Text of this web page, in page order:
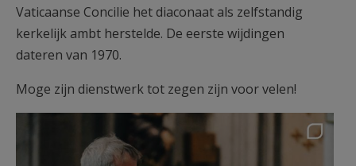
Vaticaanse Concilie het diaconaat als zelfstandig
kerkelijk ambt herstelde. De eerste wijdingen
dateren van 1970.
Moge zijn dienstwerk tot zegen zijn voor velen!